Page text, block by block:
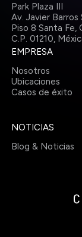
Park Plaza III
Av. Javier Barros
Piso 8 Santa Fe,
C.P. 01210,
EMPRESA
Nosotros
Ubicaciones
Casos de éxito
NOTICIAS
Blog & Noticias